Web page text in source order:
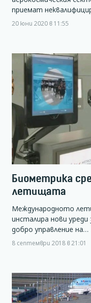
приемат
20 юни 2020 в 11:55
Биометрика
летищата
Международното
инсталира нови уреди
добро управление на…
8 септември 2018 в 21:01